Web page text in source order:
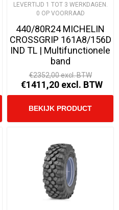
LEVERTIJD 1 TOT 3 WERKDAGEN.
0 OP VOORRAAD
440/80R24 MICHELIN
CROSSGRIP 161A8/156D
IND TL | Multifunctionele
band
€2352,00 excl. BTW
€1411,20 excl. BTW